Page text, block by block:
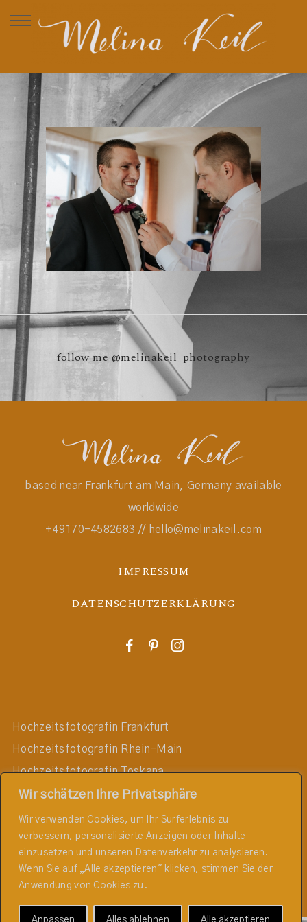
Wir schätzen Ihre Privatsphäre
Wir verwenden Cookies, um Ihr Surferlebnis zu
verbessern, personalisierte Anzeigen oder Inhalte
einzusetzen und unseren Datenverkehr zu analysieren.
Wenn Sie auf „Alle akzeptieren" klicken, stimmen Sie der
Anwendung von Cookies zu.
Anpassen Alles ablehnen Alle akzeptieren
follow me @melinakeil_photography
based near Frankfurt am Main, Germany available
worldwide
+49170-4582683 // hello@melinakeil.com
IMPRESSUM
DATENSCHUTZERKLÄRUNG
F P I
Hochzeitsfotografin Frankfurt
Hochzeitsfotografin Rhein-Main
Hochzeitsfotografin Toskana
Hochzeitsfotografin Darmstadt
Hochzeitsfotografin Mainz
Hochzeitsfotografin Wiesbaden
Hochzeitsfotografin Taunus
Hochzeitsfotografin Rheingau